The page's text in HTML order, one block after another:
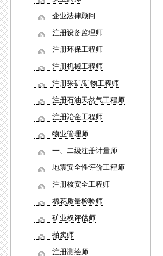
企业法律顾问
注册设备监理师
注册环保工程师
注册机械工程师
注册采矿/矿物工程师
注册石油天然气工程师
注册冶金工程师
物业管理师
一、二级注册计量师
地震安全性评价工程师
注册核安全工程师
棉花质量检验师
矿业权评估师
拍卖师
注册测绘师